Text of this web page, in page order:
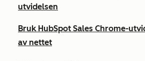
utvidelsen
Bruk HubSpot Sales Chrome-
av nettet